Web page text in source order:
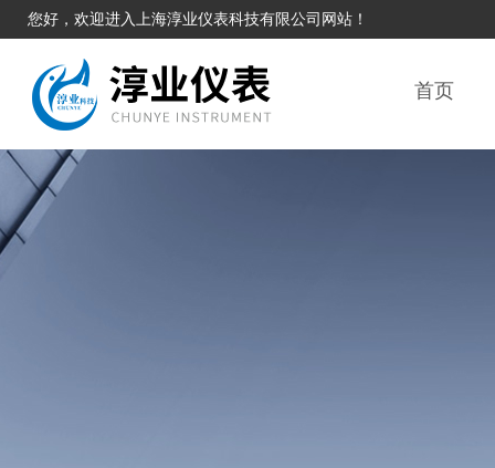
您好，欢迎进入上海淳业仪表科技有限公司网站！
首页